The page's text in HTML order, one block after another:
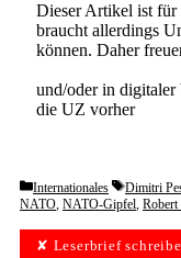
Dieser Artikel ist für
braucht allerdings
können. Daher
und/oder in digitaler
die UZ vorher
Categories
Internationales Tags
Dimitri
NATO, NATO-Gipfel, Robert
✘ Leserbrief